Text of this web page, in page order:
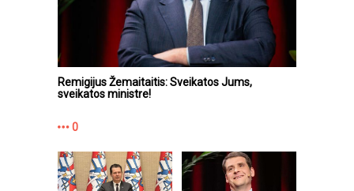
Remigijus Žemaitaitis: Sveikatos Jums,
sveikatos ministre!
0